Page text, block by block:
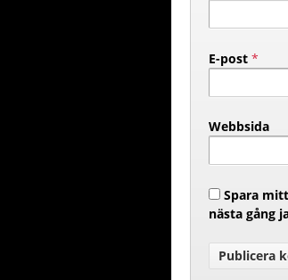
E-post *
Webbsida
Spara
nästa gång